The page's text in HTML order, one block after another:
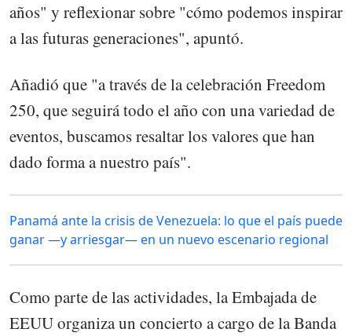
años" y reflexionar sobre "cómo podemos inspirar
a las futuras generaciones", apuntó.
Añadió que "a través de la celebración Freedom
250, que seguirá todo el año con una variedad de
eventos, buscamos resaltar los valores que han
dado forma a nuestro país".
Panamá ante la crisis de Venezuela: lo que el país puede
ganar —y arriesgar— en un nuevo escenario regional
Como parte de las actividades, la Embajada de
EEUU organiza un concierto a cargo de la Banda